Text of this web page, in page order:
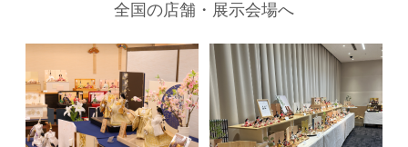
全国の店舗・展示会場へ